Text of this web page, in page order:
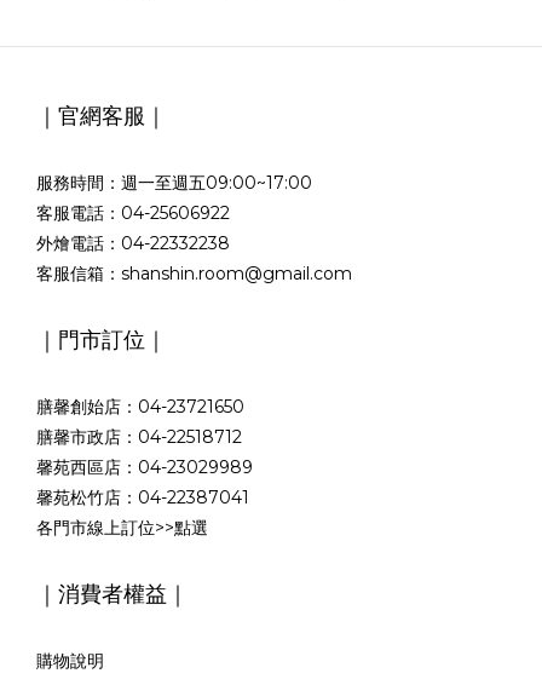
｜官網客服｜
服務時間：週一至週五09:00~17:00
客服電話：04-25606922
外燴電話：04-22332238
客服信箱：shanshin.room@gmail.com
｜門市訂位｜
膳馨創始店：04-23721650
膳馨市政店：04-22518712
馨苑西區店：04-23029989
馨苑松竹店：04-22387041
各門市線上訂位>>點選
｜消費者權益｜
購物說明